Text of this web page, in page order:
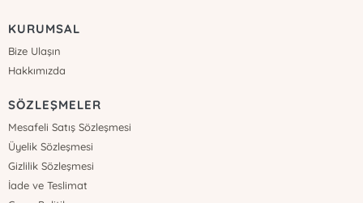
KURUMSAL
Bize Ulaşın
Hakkımızda
SÖZLEŞMELER
Mesafeli Satış Sözleşmesi
Üyelik Sözleşmesi
Gizlilik Sözleşmesi
İade ve Teslimat